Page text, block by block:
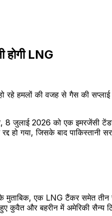
होगी LNG
हमलों की वजह से गैस की
2026 को एक इमरजेंसी
गया, जिसके बाद पाकिस्तानी
एक LNG टैंकर समेत तीन
और बहरीन में अमेरिकी सैन्य